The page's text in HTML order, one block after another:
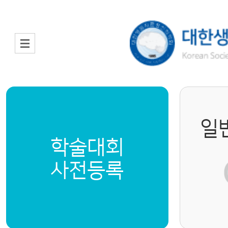
학술대회
사전등록
일